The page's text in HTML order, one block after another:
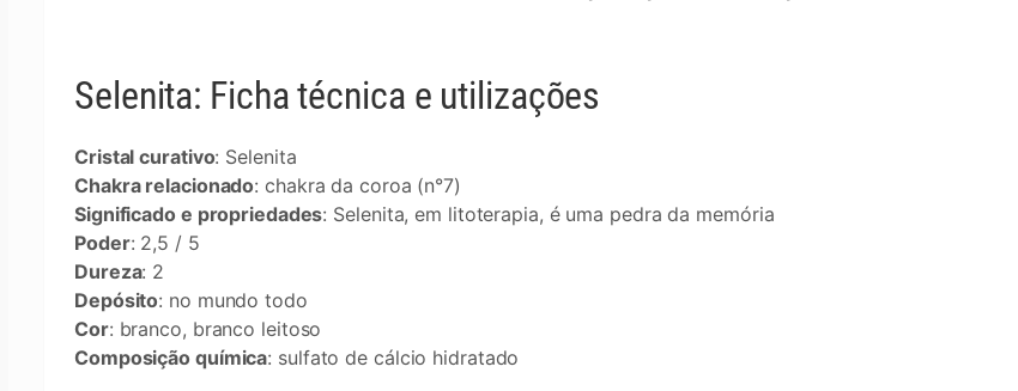
Selenita: Ficha técnica e utilizações
Cristal curativo: Selenita
Chakra relacionado: chakra da coroa (n°7)
Significado e propriedades: Selenita, em litoterapia, é uma pedra da memória
Poder: 2,5 / 5
Dureza: 2
Depósito: no mundo todo
Cor: branco, branco leitoso
Composição química: sulfato de cálcio hidratado